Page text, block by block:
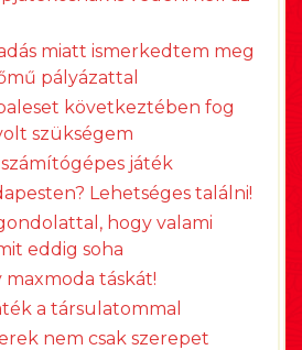
miatt ismerkedtem meg
pályázattal
következtében fog
szükségem
játék
Lehetséges találni!
hogy valami
eddig soha
táskát!
a társulatommal
nem csak szerepet